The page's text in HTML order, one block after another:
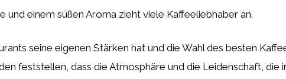
einem süßen Aroma zieht viele Kaffeeliebhaber an.
seine eigenen Stärken hat und die Wahl des besten
feststellen, dass die Atmosphäre und die Leidenschaft, die